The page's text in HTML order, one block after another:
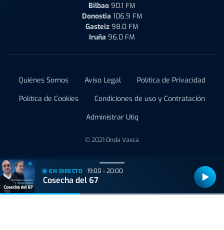
Bilbao 90.1 FM
Donostia 106.9 FM
Gasteiz 98.0 FM
Iruña 96.0 FM
Quiénes Somos Aviso Legal
Política de Privacidad
Política de Cookies
Condiciones de uso y Contratación
Administrar Utiq
© 2021 Onda Vasca
EN DIRECTO 19:00 - 20:00
Cosecha del 67